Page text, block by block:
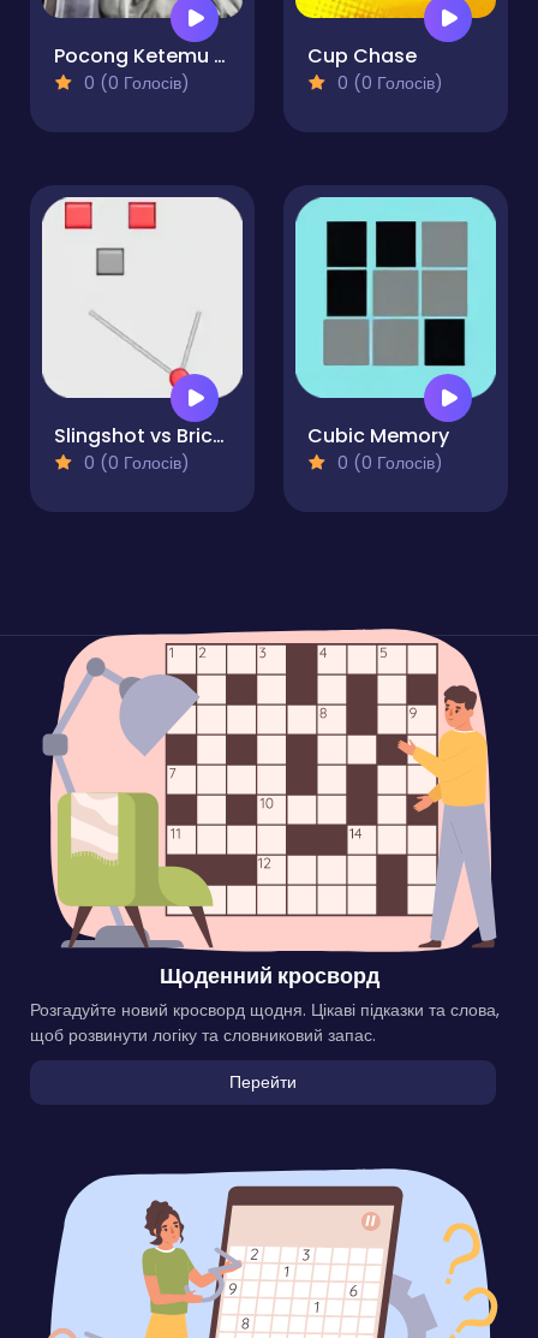
Pocong Ketemu Kuntilanak
0 (0 Голосів)
Cup Chase
0 (0 Голосів)
Slingshot vs Bricks
0 (0 Голосів)
Cubic Memory
0 (0 Голосів)
Щоденний кросворд
Розгадуйте новий кросворд щодня. Цікаві підказки та слова,
щоб розвинути логіку та словниковий запас.
Перейти